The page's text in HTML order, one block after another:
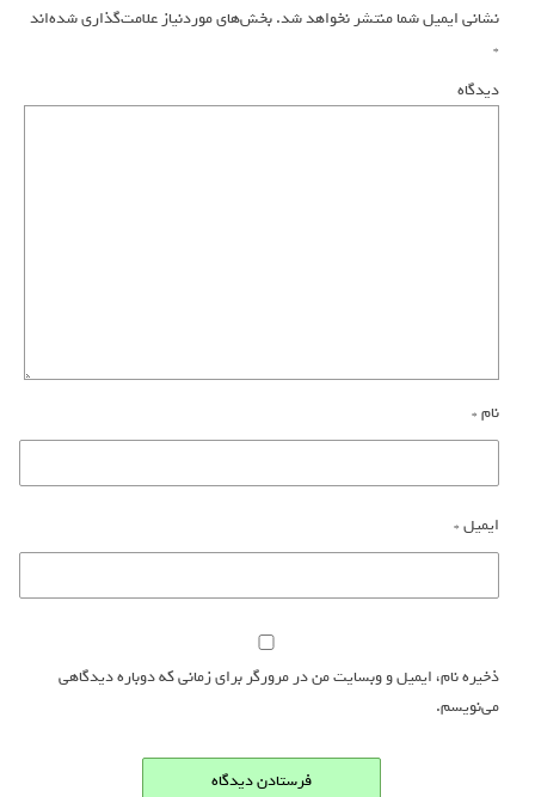
نشانی ایمیل شما منتشر نخواهد شد.بخش‌های موردنیاز علامت‌گذاری شده‌اند
*
دیدگاه
نام*
ایمیل*
ذخیره نام، ایمیل و وبسایت من در مرورگر برای زمانی که دوباره دیدگاهی
می‌نویسم.